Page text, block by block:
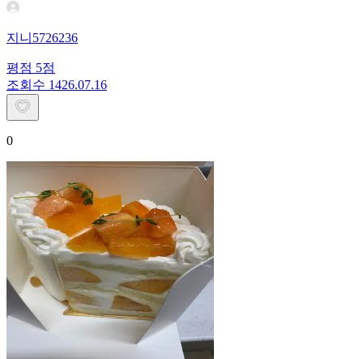
지니5726236
평점 5점
조회수 1426.07.16
0